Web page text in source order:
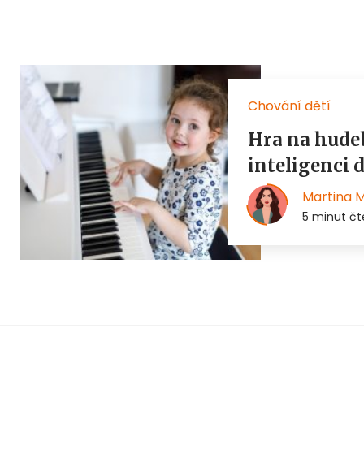
Chování dětí
Hra na
inteligenci
Martina
5 minut